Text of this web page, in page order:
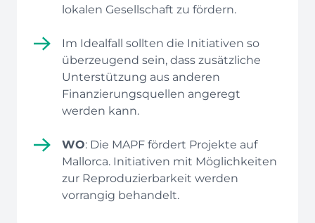
lokalen Gesellschaft zu fördern.
Im Idealfall sollten die Initiativen so
überzeugend sein, dass zusätzliche
Unterstützung aus anderen
Finanzierungsquellen angeregt
werden kann.
WO: Die MAPF fördert Projekte auf
Mallorca. Initiativen mit Möglichkeiten
zur Reproduzierbarkeit werden
vorrangig behandelt.